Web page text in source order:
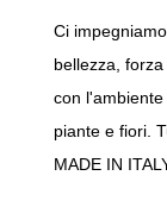
Ci
bellezza,
con
piante e fiori.
MADE IN